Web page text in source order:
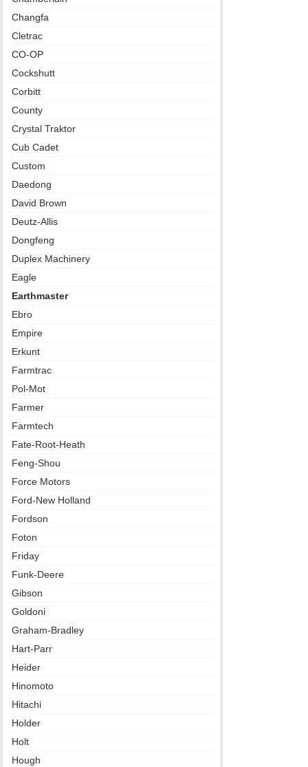
Changfa
Cletrac
CO-OP
Cockshutt
Corbitt
County
Crystal Traktor
Cub Cadet
Custom
Daedong
David Brown
Deutz-Allis
Dongfeng
Duplex Machinery
Eagle
Earthmaster
Ebro
Empire
Erkunt
Farmtrac
Pol-Mot
Farmer
Farmtech
Fate-Root-Heath
Feng-Shou
Force Motors
Ford-New Holland
Fordson
Foton
Friday
Funk-Deere
Gibson
Goldoni
Graham-Bradley
Hart-Parr
Heider
Hinomoto
Hitachi
Holder
Holt
Hough